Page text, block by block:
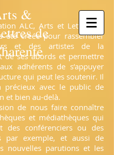
&
de
ALC, Arts et Lettres de
été créée pour rassembler
et des artistes de la
de ses abords et permettre
adhérents de s’appuyer
qui peut les soutenir. Il
précieux avec le public de
et bien au-delà.
de nous faire connaître
et médiathèques qui
des conférenciers ou des
par exemple, et aussi de
nouvelles parutions et les